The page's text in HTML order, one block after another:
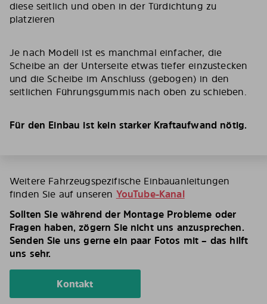
diese seitlich und oben in der Türdichtung zu
platzieren
Je nach Modell ist es manchmal einfacher, die
Scheibe an der Unterseite etwas tiefer einzustecken
und die Scheibe im Anschluss (gebogen) in den
seitlichen Führungsgummis nach oben zu schieben.
Für den Einbau ist kein starker Kraftaufwand nötig.
Weitere Fahrzeugspezifische Einbauanleitungen
finden Sie auf unseren YouTube-Kanal
Sollten Sie während der Montage Probleme oder
Fragen haben, zögern Sie nicht uns anzusprechen.
Senden Sie uns gerne ein paar Fotos mit – das hilft
uns sehr.
Kontakt